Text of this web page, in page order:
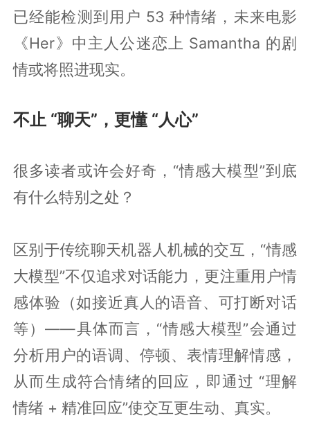
已经能检测到用户 53 种情绪，未来电影
《Her》中主人公迷恋上 Samantha 的剧
情或将照进现实。
不止 “聊天”，更懂 “人心”
很多读者或许会好奇，“情感大模型”到底
有什么特别之处？
区别于传统聊天机器人机械的交互，“情感
大模型”不仅追求对话能力，更注重用户情
感体验（如接近真人的语音、可打断对话
等）——具体而言，“情感大模型”会通过
分析用户的语调、停顿、表情理解情感，
从而生成符合情绪的回应，即通过 “理解
情绪 + 精准回应”使交互更生动、真实。